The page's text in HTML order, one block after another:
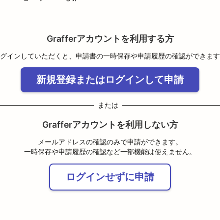
Grafferアカウントを利用する方
インしていただくと、申請書の一時保存や申請履歴の確認ができま
新規登録またはログインして申請
または
Grafferアカウントを利用しない方
メールアドレスの確認のみで申請ができます。
一時保存や申請履歴の確認など一部機能は使えません。
ログインせずに申請